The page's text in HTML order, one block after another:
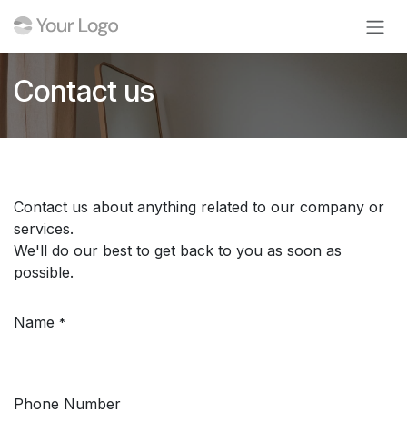
Contact us
Contact us about anything related to our company or
services.
We'll do our best to get back to you as soon as
possible.
Name *
Phone Number